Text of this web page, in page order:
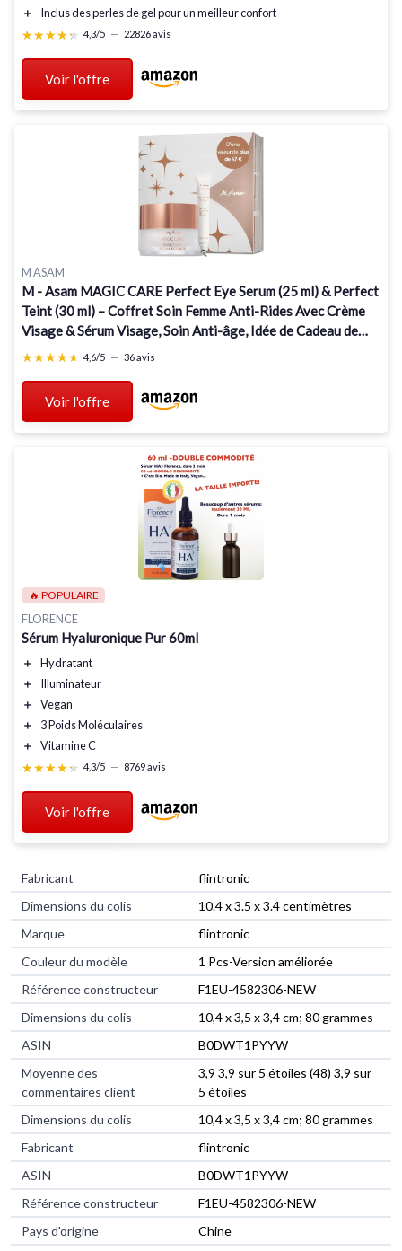
＋
Inclus desperles de gelpour un meilleur confort
★★★★★
★★★★★ 4,3/5 — 22826 avis
Voir l'offre
M ASAM
M - Asam MAGIC CARE Perfect Eye Serum (25 ml) & Perfect
Teint (30 ml) – Coffret Soin Femme Anti-Rides Avec Crème
Visage & Sérum Visage, Soin Anti-âge, Idée de Cadeau de
Noël Perfect Eye Serum & Perfect Teint
★★★★★
★★★★★ 4,6/5 — 36 avis
Voir l'offre
🔥 POPULAIRE
FLORENCE
Sérum Hyaluronique Pur 60ml
＋
Hydratant
＋
Illuminateur
＋
Vegan
＋
3 Poids Moléculaires
＋
Vitamine C
★★★★★
★★★★★ 4,3/5 — 8769 avis
Voir l'offre
Fabricant
‎flintronic
Dimensions du colis
‎10.4 x 3.5 x 3.4 centimètres
Marque
‎flintronic
Couleur du modèle
‎1 Pcs-Version améliorée
Référence constructeur
‎F1EU-4582306-NEW
Dimensions du colis
‎10,4 x 3,5 x 3,4 cm; 80 grammes
ASIN
‎B0DWT1PYYW
Moyenne des
commentaires client
3,9 3,9 sur 5 étoiles (48) 3,9 sur
5 étoiles
Dimensions du colis
10,4 x 3,5 x 3,4 cm; 80 grammes
Fabricant
flintronic
ASIN
B0DWT1PYYW
Référence constructeur
F1EU-4582306-NEW
Pays d'origine
Chine